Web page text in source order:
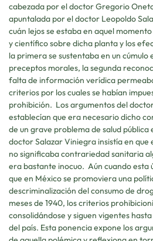
cabezada por el doctor Gregorio
apuntalada por el doctor Leopoldo
cuán lejos se estaba en aquel
y científico sobre dicha planta y los
la primera se sustentaba en un cúmulo
preceptos morales, la segunda
falta de información verídica
criterios por los cuales se habían
prohibición. Los argumentos del
establecían que era necesario dicho
de un grave problema de salud pública
doctor Salazar Viniegra insistía en que
no significaba contrariedad sanitaria
era bastante inocuo. Aún cuando esta
que en México se promoviera una
descriminalización del consumo de
meses de 1940, los criterios
consolidándose y siguen vigentes
del país. Esta ponencia expone los